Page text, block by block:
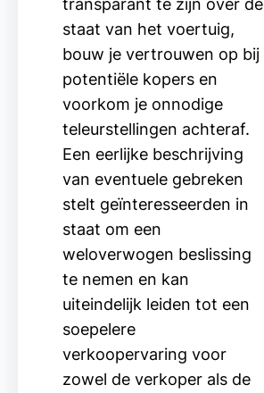
staat van het voertuig,
bouw je vertrouwen op bij
potentiële kopers en
voorkom je onnodige
teleurstellingen achteraf.
Een eerlijke beschrijving
van eventuele gebreken
stelt geïnteresseerden in
staat om een
weloverwogen beslissing
te nemen en kan
uiteindelijk leiden tot een
soepelere
verkoopervaring voor
zowel de verkoper als de